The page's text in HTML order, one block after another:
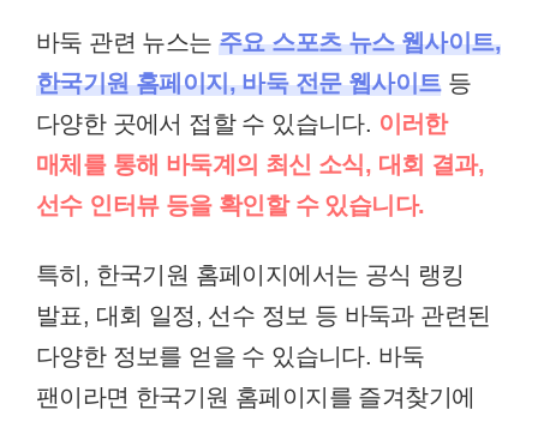
바둑 관련 뉴스는 주요 스포츠 뉴스 웹사이트,
한국기원 홈페이지, 바둑 전문 웹사이트등
다양한 곳에서 접할 수 있습니다. 이러한
매체를 통해 바둑계의 최신 소식, 대회 결과,
선수 인터뷰 등을 확인할 수 있습니다.
특히, 한국기원 홈페이지에서는 공식 랭킹
발표, 대회 일정, 선수 정보 등 바둑과 관련된
다양한 정보를 얻을 수 있습니다. 바둑
팬이라면 한국기원 홈페이지를 즐겨찾기에